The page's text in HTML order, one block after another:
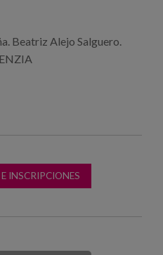
Beatriz Alejo Salguero.
INSCRIPCIONES